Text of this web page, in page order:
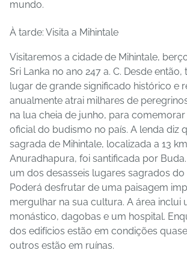
mundo.
À tarde: Visita a Mihintale
Visitaremos a cidade de Mihintale,
Sri Lanka no ano 247 a. C. Desde
lugar de grande significado histórico e
anualmente atrai milhares de
na lua cheia de junho, para
oficial do budismo no país. A lenda diz
sagrada de Mihintale, localizada a 13
Anuradhapura, foi santificada por
um dos desasseis lugares sagrados do
Poderá desfrutar de uma paisagem
mergulhar na sua cultura. A área inclui
monástico, dagobas e um hospital.
dos edifícios estão em condições
outros estão em ruínas.